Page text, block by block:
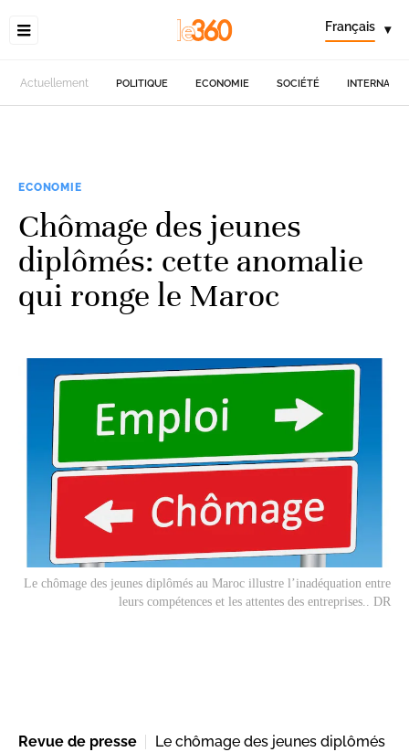
Français ▾
Actuellement POLITIQUE ECONOMIE SOCIÉTÉ
ECONOMIE
Chômage des jeunes
diplômés: cette anomalie
qui ronge le Maroc
Le chômage des jeunes diplômés au Maroc illustre l’inadéquation entre
leurs compétences et les attentes des entreprises.. DR
Revue de presse
Le chômage des jeunes diplômés